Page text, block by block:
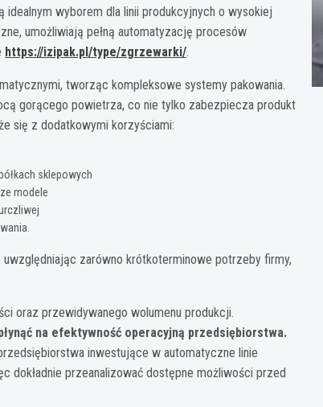
wyborem dla linii produkcyjnych o wysokiej
umożliwiają pełną automatyzację procesów
https://izipak.pl/type/zgrzewarki/.
tworząc kompleksowe systemy pakowania.
gorącego powietrza, co nie tylko zabezpiecza produkt
się z dodatkowymi korzyściami:
sklepowych
modele
zarówno krótkoterminowe potrzeby firmy,
oraz przewidywanego wolumenu produkcji.
na efektywność operacyjną przedsiębiorstwa.
inwestujące w automatyczne linie
dokładnie przeanalizować dostępne możliwości przed